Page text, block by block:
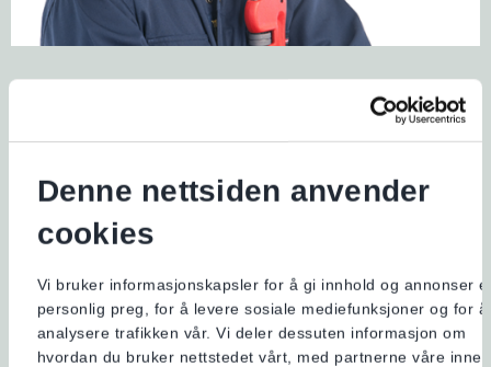
Denne nettsiden anvender
cookies
Vi bruker informasjonskapsler for å gi innhold og annonser
personlig preg, for å levere sosiale mediefunksjoner og for å
analysere trafikken vår. Vi deler dessuten informasjon om
hvordan du bruker nettstedet vårt, med partnerne våre innen
Elsikkerhet for rørleggere
Får å kunne utføre jobben på trygg måte, er
det viktig at rørleggere har grunnleggende
kunnskap om elektriske anlegg.
Gå til siden